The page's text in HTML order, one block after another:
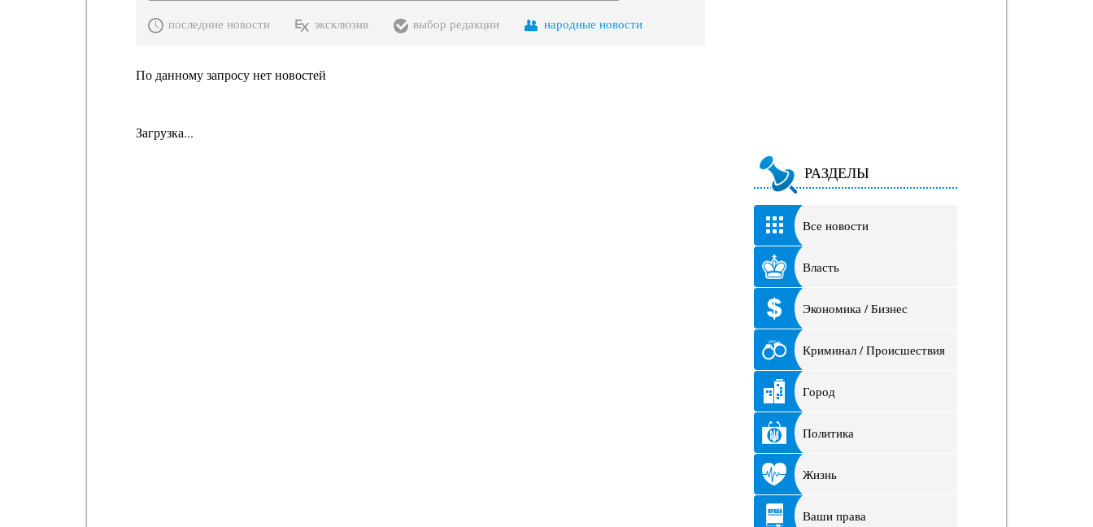
последние новости эксклюзив выбор редакции народные новости
По данному запросу нет новостей
Загрузка...
РАЗДЕЛЫ
Все новости
Власть
Экономика / Бизнес
Криминал / Происшествия
Город
Политика
Жизнь
Ваши права